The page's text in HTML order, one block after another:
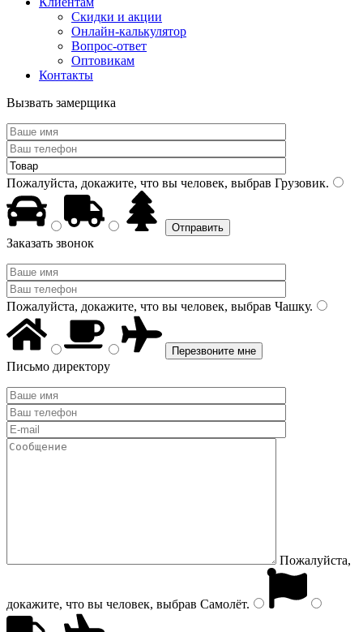
Скидки и акции
Онлайн-калькулятор
Вопрос-ответ
Оптовикам
Контакты
Вызвать замерщика
Пожалуйста, докажите, что вы человек, выбрав Грузовик.
Заказать звонок
Пожалуйста, докажите, что вы человек, выбрав Чашку.
Письмо директору
Пожалуйста,
докажите, что вы человек, выбрав Самолёт.